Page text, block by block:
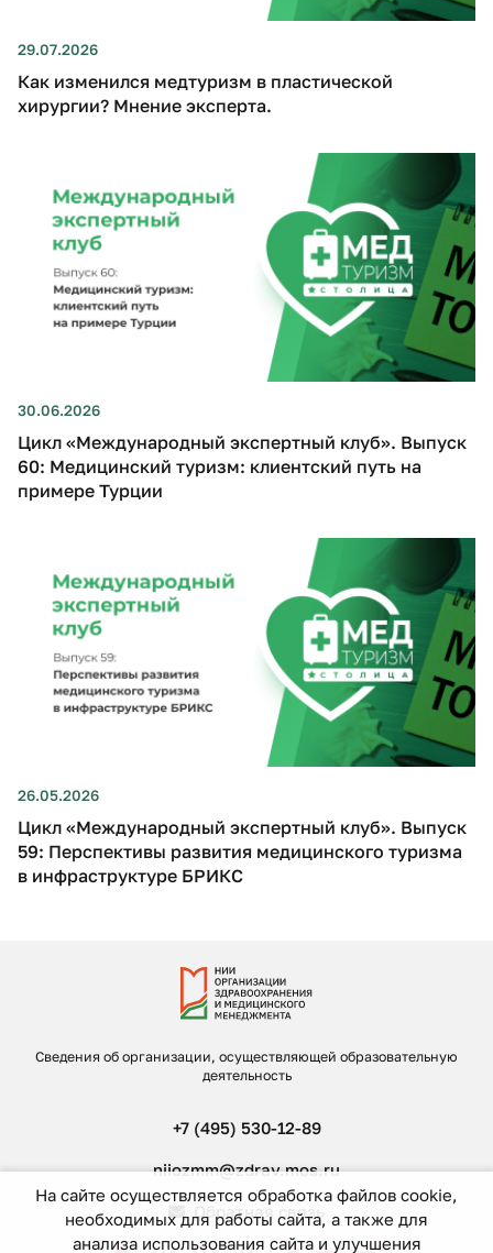
29.07.2026
Как изменился медтуризм в пластической
хирургии? Мнение эксперта.
30.06.2026
Цикл «Международный экспертный клуб». Выпуск
60: Медицинский туризм: клиентский путь на
примере Турции
26.05.2026
Цикл «Международный экспертный клуб». Выпуск
59: Перспективы развития медицинского туризма
в инфраструктуре БРИКС
Сведения об организации, осуществляющей образовательную
деятельность
+7 (495) 530-12-89
niiozmm@zdrav.mos.ru
Обратная связь
На сайте осуществляется обработка файлов cookie,
необходимых для работы сайта, а также для
анализа использования сайта и улучшения